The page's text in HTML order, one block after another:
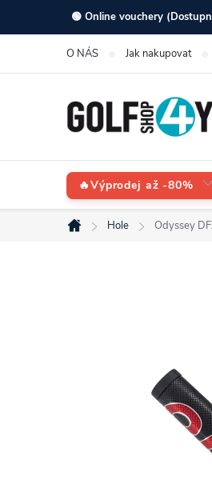
na
🟢 Online vouchery
O NÁS Jak nakupovat
🔥Výprodej až -80%
Domů
Hole Odyssey